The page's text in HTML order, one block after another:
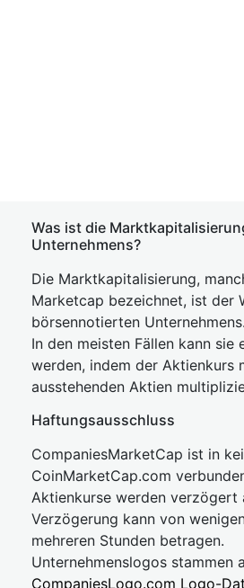
Was ist die
Unternehmens?
Die Marktkapitalisierung,
Marketcap bezeichnet, ist der
börsennotierten Unternehmens.
In den meisten Fällen kann sie
werden, indem der Aktienkurs
ausstehenden Aktien
Haftungsausschluss
CompaniesMarketCap ist in
CoinMarketCap.com
Aktienkurse werden verzögert
Verzögerung kann von
mehreren Stunden betragen.
Unternehmenslogos stammen
CompaniesLogo.com Logo-